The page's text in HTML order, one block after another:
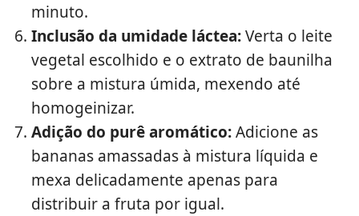
minuto.
Inclusão da umidade láctea:Verta o leite
vegetal escolhido e o extrato de baunilha
sobre a mistura úmida, mexendo até
homogeinizar.
Adição do purê aromático:Adicione as
bananas amassadas à mistura líquida e
mexa delicadamente apenas para
distribuir a fruta por igual.